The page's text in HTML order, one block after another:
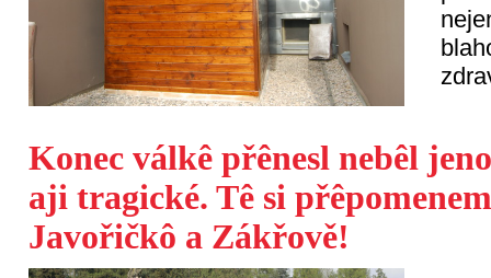
Konec válkê přênesl nebêl
aji tragické. Tê si
Javořičkô a Zákřově!